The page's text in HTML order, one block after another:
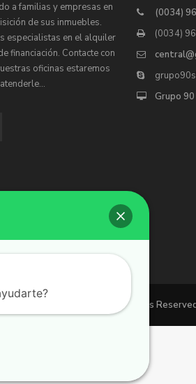
a familias y empresas en
de sus inmuebles.
especialistas en el alquiler
financiación. Contacte con
oficinas estaremos
(0034)
(0034)
Grupo 90
| Grupo 90 inmobiliarias. All Rights